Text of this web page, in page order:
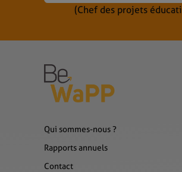
(Chef des projets
Qui sommes-nous ?
Rapports annuels
Contact